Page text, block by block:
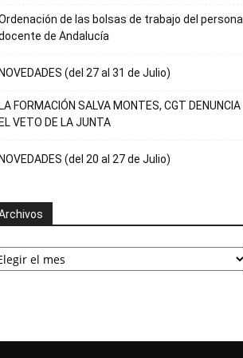
de las bolsas de trabajo del personal
de Andalucía
(del 27 al 31 de Julio)
FORMACIÓN SALVA MONTES, CGT DENUNCIA
VETO DE LA JUNTA
(del 20 al 27 de Julio)